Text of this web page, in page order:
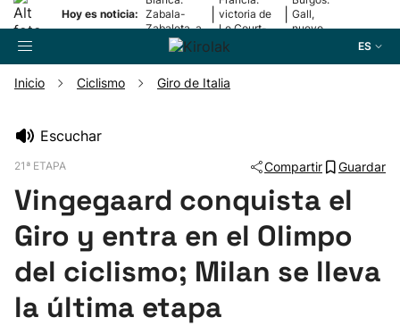
Hoy es noticia: Zabala-
Zabaleta, a
la final
victoria de
Le Court-
Pienaar
Gall,
nuevo
ES
Pelota
Remo
Inicio Ciclismo Giro de Italia
Escuchar
21ª ETAPA Compartir Guardar
Vingegaard conquista el
Giro y entra en el Olimpo
del ciclismo; Milan se lleva
la última etapa